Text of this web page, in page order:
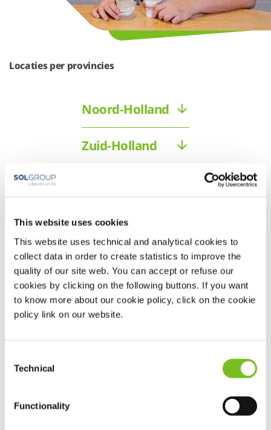
This website uses cookies
This website uses technical and analytical cookies to
collect data in order to create statistics to improve the
quality of our site web. You can accept or refuse our
cookies by clicking on the following buttons. If you want
to know more about our cookie policy, click on the cookie
policy link on our website.
Selection
Technical
Functionality
Locaties per provincies
Noord-Holland
Zuid-Holland
Utrecht
Groningen
Friesland